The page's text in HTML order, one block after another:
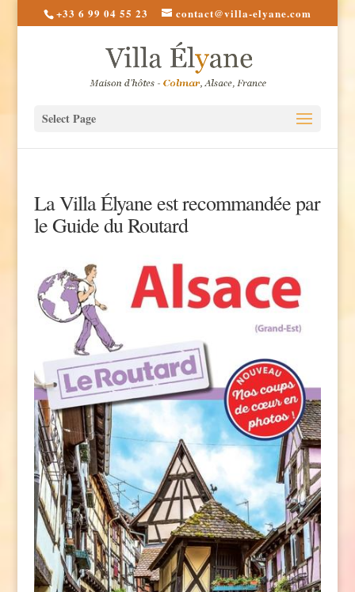
+33 6 99 04 55 23 contact@villa-elyane.com
Select Page
La Villa Élyane est recommandée par
le Guide du Routard